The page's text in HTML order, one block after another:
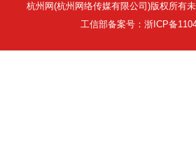
杭州网(杭州网络传媒有限公司)版权所有
工信部备案号：浙ICP备